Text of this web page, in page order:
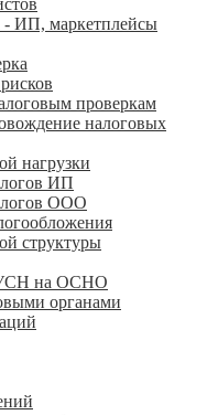
- ИП, маркетплейсы
проверкам
налоговых
нагрузки
ИП
ООО
структуры
УСН на ОСНО
органами